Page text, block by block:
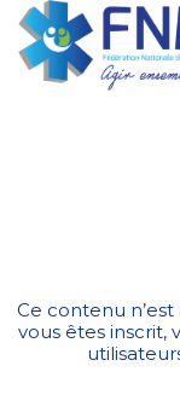
Ce contenu
vous êtes inscrit,